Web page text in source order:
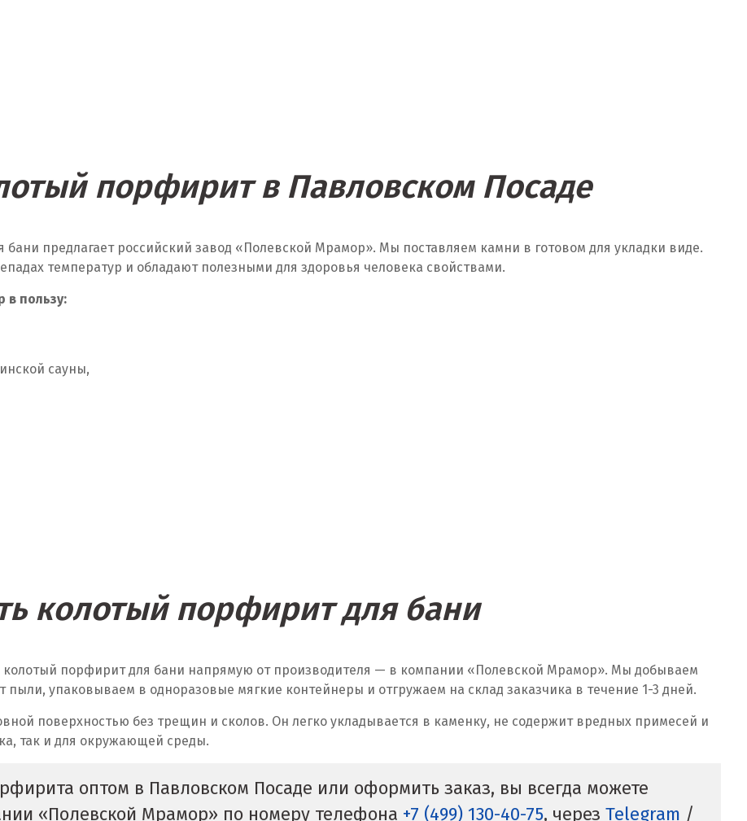
порфирит в Павловском Посаде
предлагает российский завод «Полевской Мрамор». Мы поставляем камни в готовом для укладки виде.
температур и обладают полезными для здоровья человека свойствами.
в пользу:
сауны,
колотый порфирит для бани
колотый порфирит для бани напрямую от производителя — в компании «Полевской Мрамор». Мы добываем
упаковываем в одноразовые мягкие контейнеры и отгружаем на склад заказчика в течение 1-3 дней.
поверхностью без трещин и сколов. Он легко укладывается в каменку, не содержит вредных примесей и
так и для окружающей среды.
оптом в Павловском Посаде или оформить заказ, вы всегда можете
«Полевской Мрамор» по номеру телефона +7 (499) 130-40-75, через Telegram /